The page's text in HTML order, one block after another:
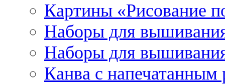
Картины «Рисование
Наборы для
Наборы для
Канва с напечатанным